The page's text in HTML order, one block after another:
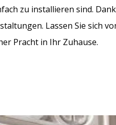
zu installieren sind.
Lassen Sie sich
Pracht in Ihr Zuhause.